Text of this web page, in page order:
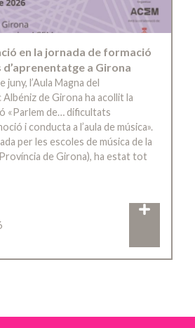
en la jornada de formació
a Girona
l’Aula Magna del
de Girona ha acollit la
«Parlem de… dificultats
i conducta a l’aula de música».
per les escoles de música de la
de Girona), ha estat tot